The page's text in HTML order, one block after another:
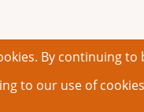
By continuing to
to our use of